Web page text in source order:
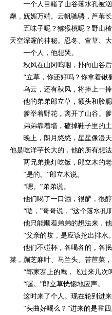
一个人目睹了山谷落水孔被
粼，妩媚万端。云帆驰骋，芦苇
五味子呢？猕猴桃呢？野山
天空深邃的神秘。忍冬、萱草、
一个人，他想哭。
秋风在山冈呜咽，扑向山谷
“立草，你还好吗？你拿着锹
乌云，还有秋风，将捧上一
他的弟弟郎立草，额头和脸
爹举着野花，离开了山谷。
弟弟靠着墙，磕掉鞋子里的
晚上，朗月悠悠，星星像漫
他是吃洋芋长大的，他的所有想
两兄弟挑灯吃饭，郎立木的
“是的。”郎立木说。
“嗯。”弟弟说。
他们喝了一口酒，很酽，很
“唔，”哥哥说，“这个落水
他只能顺着弟弟的想法来，
“父亲的坟，是应该挖出排水
他们不碰杯，各喝各的，各
菜，蹦芝麻叶、马兰头、苦苣菜
“郎家寨上的鹰，飞过来几次
“喔。”郎立草恍惚地应声。
这时来了个人。现在轮到进来
“头曲好喝么？”进来的是霍